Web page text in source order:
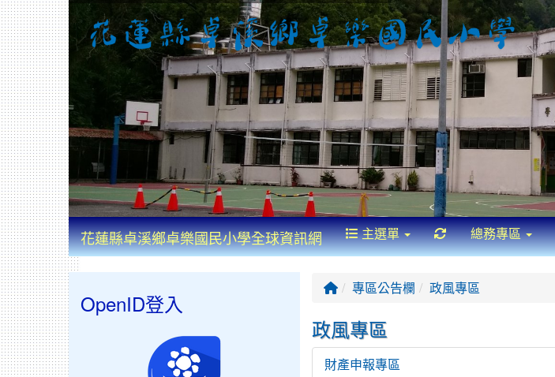
花蓮縣卓溪鄉卓樂國民小學全球資訊網 主選單 重新取得佈景設定
總務專區
回首頁
專區公告欄 政風專區
政風專區
財產申報專區
OpenID登入